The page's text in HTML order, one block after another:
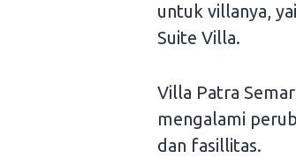
untuk villanya,
Suite Villa.
Villa Patra
mengalami
dan fasillitas.